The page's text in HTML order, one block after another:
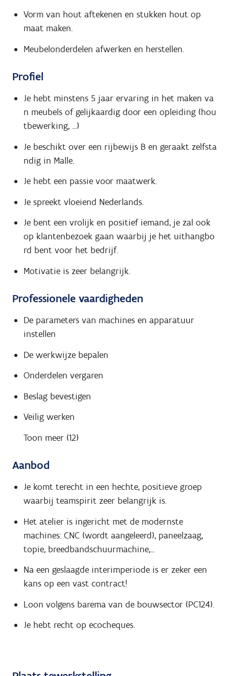
Vorm van hout aftekenen en stukken hout op
maat maken.
Meubelonderdelen afwerken en herstellen.
Profiel
Je hebt minstens 5 jaar ervaring in het maken va
n meubels of gelijkaardig door een opleiding (hou
tbewerking, ...)
Je beschikt over een rijbewijs B en geraakt zelfsta
ndig in Malle.
Je hebt een passie voor maatwerk.
Je spreekt vloeiend Nederlands.
Je bent een vrolijk en positief iemand, je zal ook
op klantenbezoek gaan waarbij je het uithangbo
rd bent voor het bedrijf.
Motivatie is zeer belangrijk.
Professionele vaardigheden
De parameters van machines en apparatuur
instellen
De werkwijze bepalen
Onderdelen vergaren
Beslag bevestigen
Veilig werken
Toon meer (12)
Aanbod
Je komt terecht in een hechte, positieve groep
waarbij teamspirit zeer belangrijk is.
Het atelier is ingericht met de modernste
machines: CNC (wordt aangeleerd), paneelzaag,
topie, breedbandschuurmachine,...
Na een geslaagde interimperiode is er zeker een
kans op een vast contract!
Loon volgens barema van de bouwsector (PC124).
Je hebt recht op ecocheques.